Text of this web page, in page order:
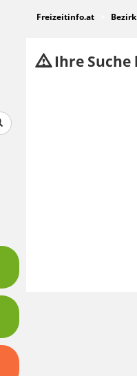
Freizeitinfo.at Bezirk
Ihre Suche